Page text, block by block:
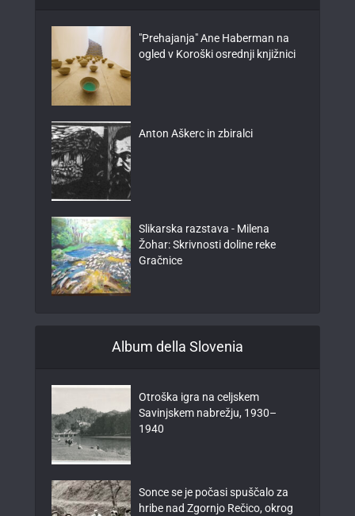
"Prehajanja" Ane Haberman na
ogled v Koroški osrednji knjižnici
Anton Aškerc in zbiralci
Slikarska razstava - Milena
Žohar: Skrivnosti doline reke
Gračnice
Album della Slovenia
Otroška igra na celjskem
Savinjskem nabrežju, 1930–
1940
Sonce se je počasi spuščalo za
hribe nad Zgornjo Rečico, okrog